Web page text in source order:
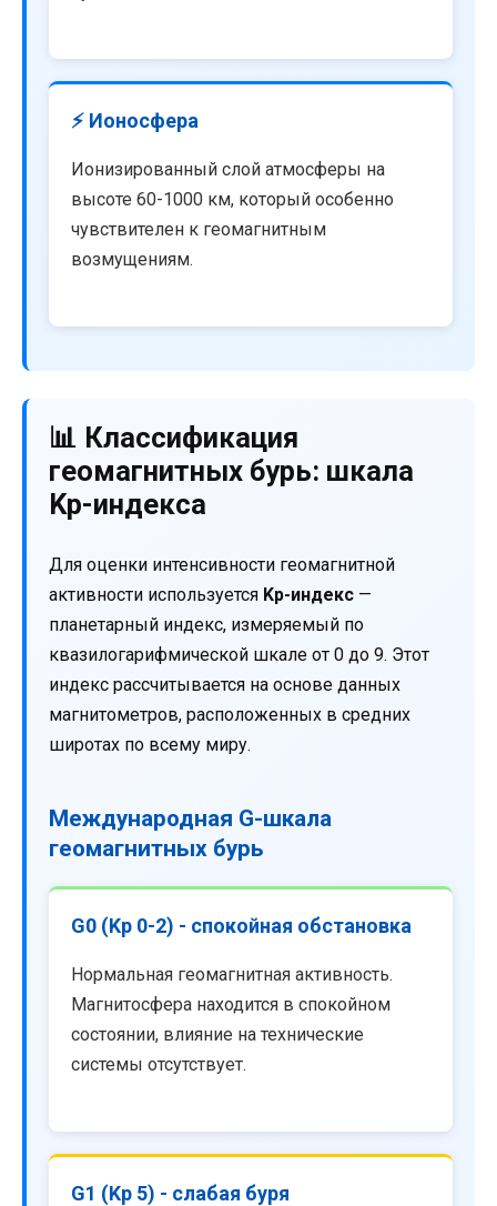
⚡ Ионосфера
Ионизированный слой атмосферы на
высоте 60-1000 км, который особенно
чувствителен к геомагнитным
возмущениям.
📊 Классификация
геомагнитных бурь: шкала
Kp-индекса
Для оценки интенсивности геомагнитной
активности используется Kp-индекс —
планетарный индекс, измеряемый по
квазилогарифмической шкале от 0 до 9. Этот
индекс рассчитывается на основе данных
магнитометров, расположенных в средних
широтах по всему миру.
Международная G-шкала
геомагнитных бурь
G0 (Kp 0-2) - спокойная обстановка
Нормальная геомагнитная активность.
Магнитосфера находится в спокойном
состоянии, влияние на технические
системы отсутствует.
G1 (Kp 5) - слабая буря